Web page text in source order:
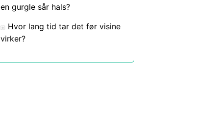
en gurgle sår hals?
Hvor lang tid tar det før visine
virker?